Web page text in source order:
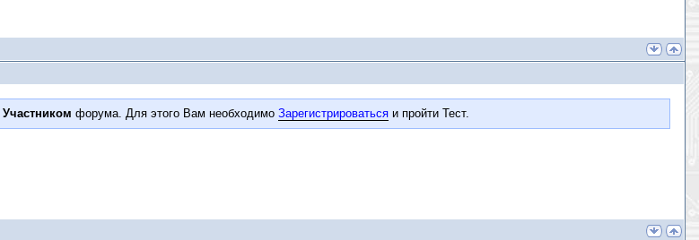
Участником форума. Для этого Вам необходимо Зарегистрироваться и пройти Тест.